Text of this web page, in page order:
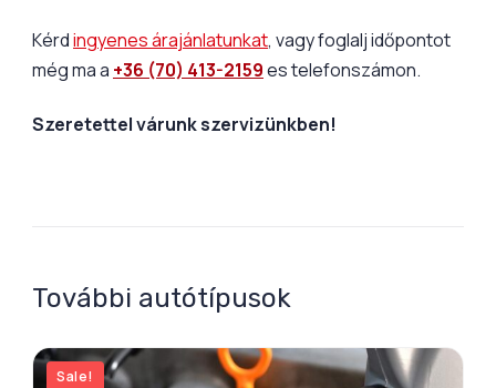
Kérdingyenes árajánlatunkat, vagy foglalj időpontot
még ma a +36 (70) 413-2159es telefonszámon.
Szeretettel várunk szervizünkben!
További autótípusok
Sale!